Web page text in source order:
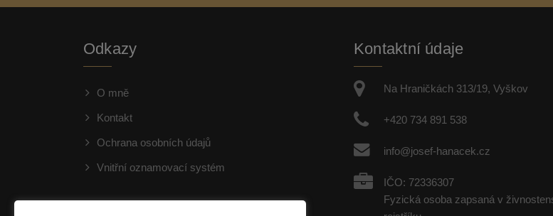
Odkazy
O mně
Kontakt
Ochrana osobních údajů
Vnitřní oznamovací systém
Kontaktní údaje
Na Hraničkách 313/19, Vyškov
+420 734 891 538
info@josef-hanacek.cz
IČO: 72336307
Fyzická osoba zapsaná v